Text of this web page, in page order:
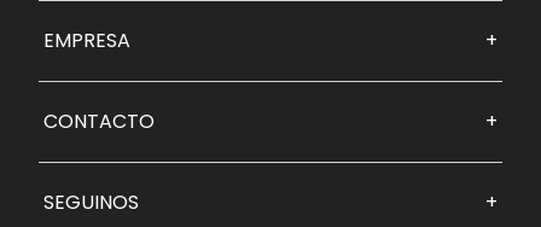
EMPRESA +
CONTACTO +
SEGUINOS +